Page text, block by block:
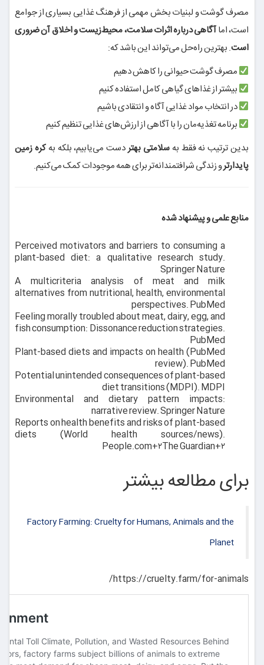
مصرف گوشت و لبنیات بخش مهمی از فرهنگ غذایی بسیاری از جوامع
است، اماآگاهی درباره اثرات سلامت، محیط‌زیست و اخلاق آن ضروری
است. بهترین راه‌حل می‌تواند این باشد که:
مصرف گوشت حیوانی را کاهش دهیم
بیشتر از غذاهای گیاهی کامل استفاده کنیم
در انتخاب مواد غذایی آگاه و انتقادی باشیم
برنامه تغذیه‌مان را با آگاهی از ارزش‌های غذایی تنظیم کنیم
بدین ترتیب نه فقط بهسلامتی بهتردست می‌یابیم، بلکه بهکره زمین
پایدارترو زندگی شرافتمندانه‌تر برای همه موجودات کمک می‌کنیم.
منابع علمی و پیشنهاد شده
Perceived motivators and barriers to consuming a
plant-based diet: a qualitative research study.
Springer Nature
A multicriteria analysis of meat and milk
alternatives from nutritional, health, environmental
perspectives.PubMed
Feeling morally troubled about meat, dairy, egg, and
fish consumption: Dissonance reduction strategies.
PubMed
Plant-based diets and impacts on health (PubMed
review).PubMed
Potential unintended consequences of plant-based
diet transitions (MDPI).MDPI
Environmental and dietary pattern impacts:
narrative review.Springer Nature
Reports on health benefits and risks of plant-based
diets (World health sources/news).
People.com+۲The Guardian+۲
برای مطالعه بیشتر
Factory Farming: Cruelty for Humans, Animals and the
Planet
https://cruelty.farm/for-animals/